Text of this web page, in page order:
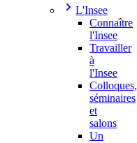
L'Insee
Connaître
l'Insee
Travailler
à
l'Insee
Colloques,
séminaires
et
salons
Un